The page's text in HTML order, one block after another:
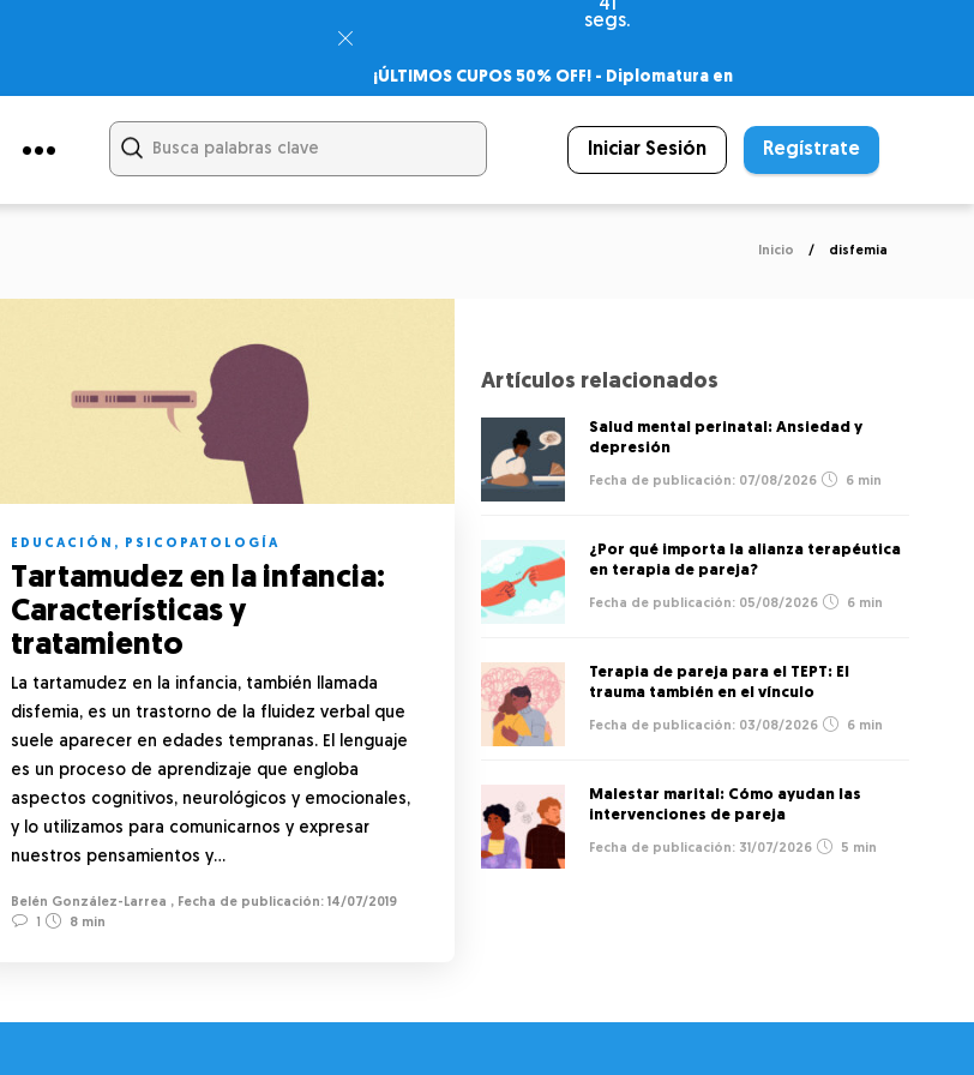
40
segs.
¡ÚLTIMOS CUPOS 50% OFF! - Diplomatura en
– Certificado Universitario
Iniciar Sesión Regístrate
Inicio disfemia
EDUCACIÓN , PSICOPATOLOGÍA
Tartamudez en la infancia:
Características y
tratamiento
La tartamudez en la infancia, también llamada
disfemia, es un trastorno de la fluidez verbal que
suele aparecer en edades tempranas. El lenguaje
es un proceso de aprendizaje que engloba
aspectos cognitivos, neurológicos y emocionales,
y lo utilizamos para comunicarnos y expresar
nuestros pensamientos y…
Belén González-Larrea ,
14/07/2019
1
8 min
Artículos relacionados
Salud mental perinatal: Ansiedad y
depresión
07/08/2026 6 min
¿Por qué importa la alianza terapéutica
en terapia de pareja?
05/08/2026 6 min
Terapia de pareja para el TEPT: El
trauma también en el vínculo
03/08/2026 6 min
Malestar marital: Cómo ayudan las
intervenciones de pareja
31/07/2026 5 min